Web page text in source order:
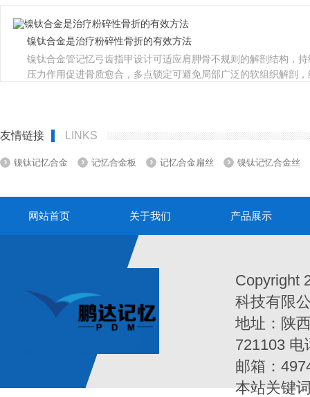
镍钛合金是治疗粉碎性骨折的有效方法
镍钛合金管记忆弓齿指甲设计可适应肩胛骨不规则的解剖结构，持
压力作用促进骨质愈合，多点锁定可避免局部广泛的软组织解剖，
友情链接 LINKS
镍钛记忆合金 记忆合金板 记忆合金扁丝 镍钛记忆合金丝
网站首页 关于我们 产品展示
Copyright
科技有限
地址：陕
721103 电
邮箱：
本站关键